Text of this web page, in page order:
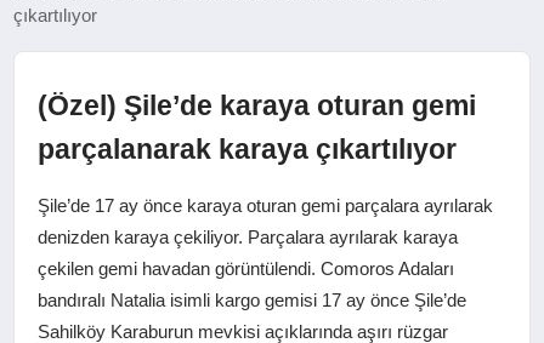
SPOR
EKONOMI
çıkartılıyor
(Özel) Şile’de karaya oturan gemi
parçalanarak karaya çıkartılıyor
Şile’de 17 ay önce karaya oturan gemi parçalara ayrılarak
denizden karaya çekiliyor. Parçalara ayrılarak karaya
çekilen gemi havadan görüntülendi. Comoros Adaları
bandıralı Natalia isimli kargo gemisi 17 ay önce Şile’de
Sahilköy Karaburun mevkisi açıklarında aşırı rüzgar